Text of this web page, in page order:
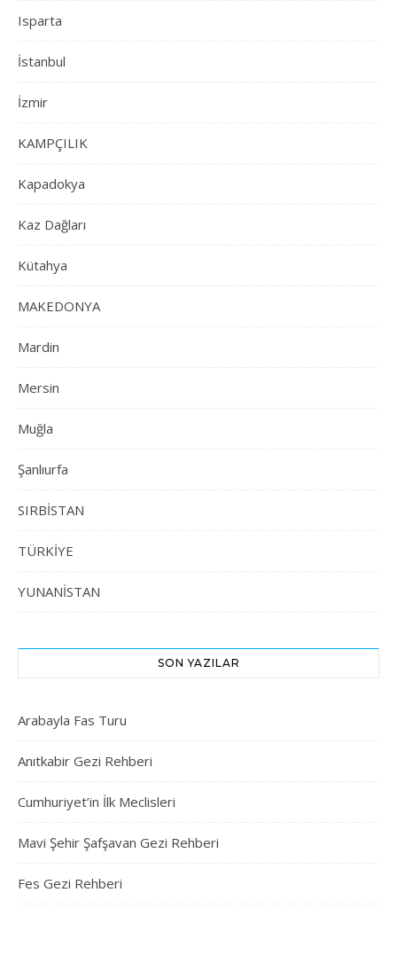
Isparta
İstanbul
İzmir
KAMPÇILIK
Kapadokya
Kaz Dağları
Kütahya
MAKEDONYA
Mardin
Mersin
Muğla
Şanlıurfa
SIRBİSTAN
TÜRKİYE
YUNANİSTAN
SON YAZILAR
Arabayla Fas Turu
Anıtkabir Gezi Rehberi
Cumhuriyet’in İlk Meclisleri
Mavi Şehir Şafşavan Gezi Rehberi
Fes Gezi Rehberi